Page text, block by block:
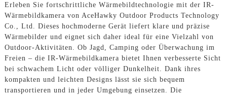
Erleben Sie fortschrittliche Wärmebildtechnologie mit der IR-
Wärmebildkamera von AceHawky Outdoor Products Technology
Co., Ltd. Dieses hochmoderne Gerät liefert klare und präzise
Wärmebilder und eignet sich daher ideal für eine Vielzahl von
Outdoor-Aktivitäten. Ob Jagd, Camping oder Überwachung im
Freien – die IR-Wärmebildkamera bietet Ihnen verbesserte Sicht
bei schwachem Licht oder völliger Dunkelheit. Dank ihres
kompakten und leichten Designs lässt sie sich bequem
transportieren und in jeder Umgebung einsetzen. Die